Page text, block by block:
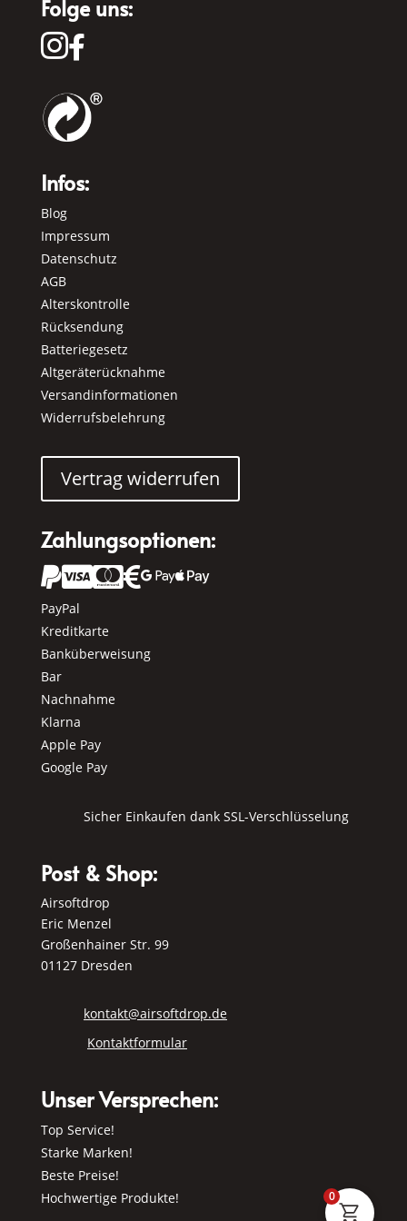
Folge uns:

Infos:
Blog
Impressum
Datenschutz
AGB
Alterskontrolle
Rücksendung
Batteriegesetz
Altgeräterücknahme
Versandinformationen
Widerrufsbelehrung
Vertrag widerrufen
Zahlungsoptionen:
 
PayPal
Kreditkarte
Banküberweisung
Bar
Nachnahme
Klarna
Apple Pay
Google Pay
Sicher Einkaufen dank SSL-Verschlüsselung
Post & Shop:
Airsoftdrop
Eric Menzel
Großenhainer Str. 99
01127 Dresden
kontakt@airsoftdrop.de
Kontaktformular
Unser Versprechen:
Top Service!
Starke Marken!
Beste Preise!
Hochwertige Produkte!
0